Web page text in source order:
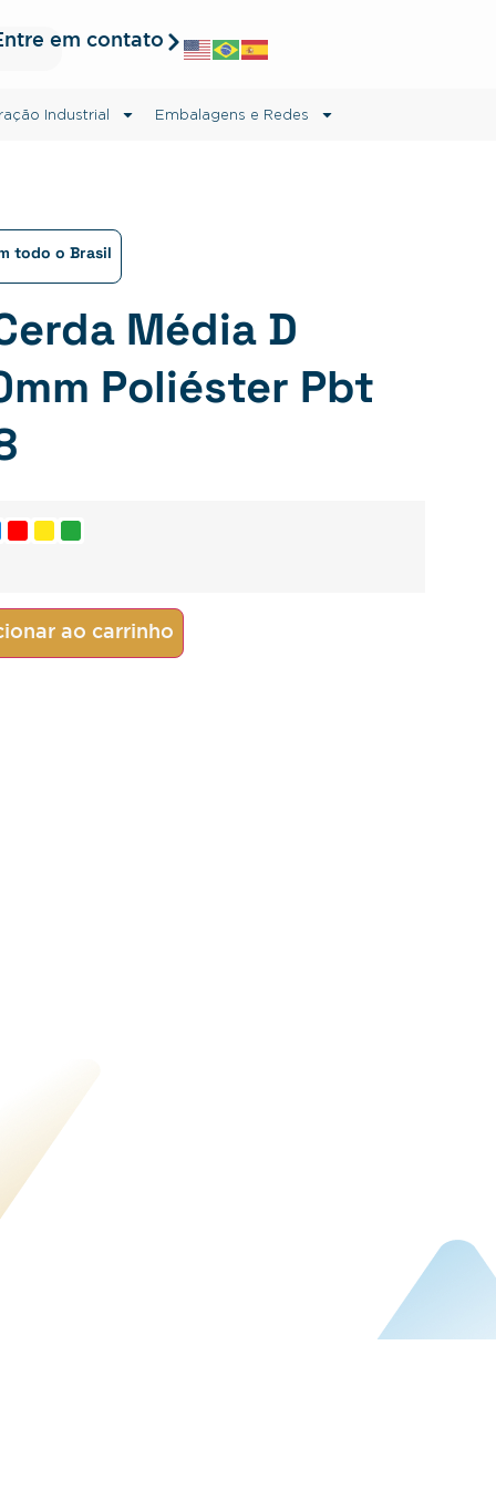
em contato
Industrial Embalagens e Redes
todo o Brasil
Média D
Poliéster Pbt
ao carrinho